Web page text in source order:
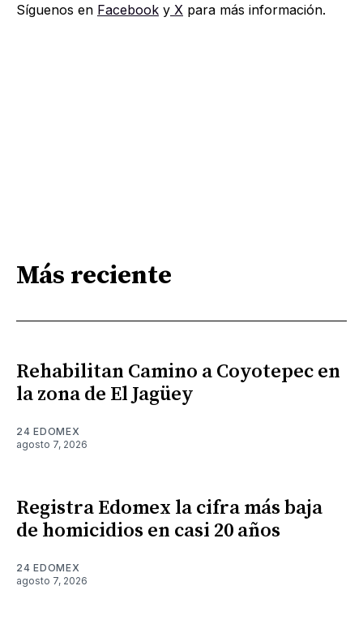
Síguenos en Facebook y X para más información.
Más reciente
Rehabilitan Camino a Coyotepec en
la zona de El Jagüey
24 EDOMEX
agosto 7, 2026
Registra Edomex la cifra más baja
de homicidios en casi 20 años
24 EDOMEX
agosto 7, 2026